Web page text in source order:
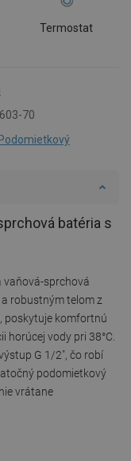
Termostat
70
Podomietkový
batéria s
vaňová-sprchová
robustným telom z
poskytuje komfortnú
vody pri 38°C.
G 1/2", čo robí
podomietkový
vrátane